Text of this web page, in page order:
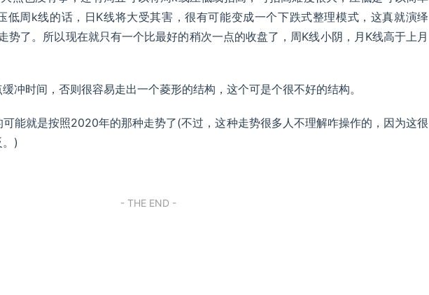
低周k线的话，日K线将大受其害，很有可能变成一个下跌式整理模式，这真就演绎
势了。所以现在就只有一个比最好的稍次一点的收盘了，周K线小阴，月K线高于上月
冲时间，否则很容易走出一个菱形的结构，这个可是个很不好的结构。
能就是按照2020年的那种走势了(不过，这种走势很多人不理解咋操作的，因为这很
)
- THE END -